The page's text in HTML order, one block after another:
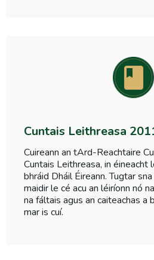
Cuntais Leithreasa
Cuireann an tArd-Reachtaire
Cuntais Leithreasa, in éineacht
bhráid Dháil Éireann. Tugtar
maidir le cé acu an léiríonn nó
na fáltais agus an caiteachas a
mar is cuí.